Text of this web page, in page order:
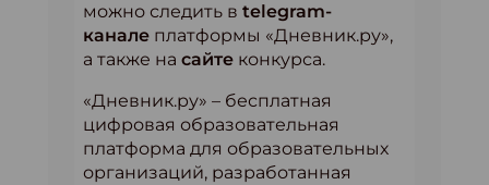
можно следить в telegram-
канале платформы «Дневник.ру»,
а также на сайте конкурса.
«Дневник.ру» – бесплатная
цифровая образовательная
платформа для образовательных
организаций, разработанная